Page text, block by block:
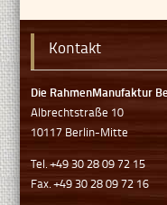
Kontakt
Die RahmenManufaktur
Albrechtstraße 10
10117 Berlin-Mitte
Tel. +49 30 28 09 72 15
Fax. +49 30 28 09 72 16